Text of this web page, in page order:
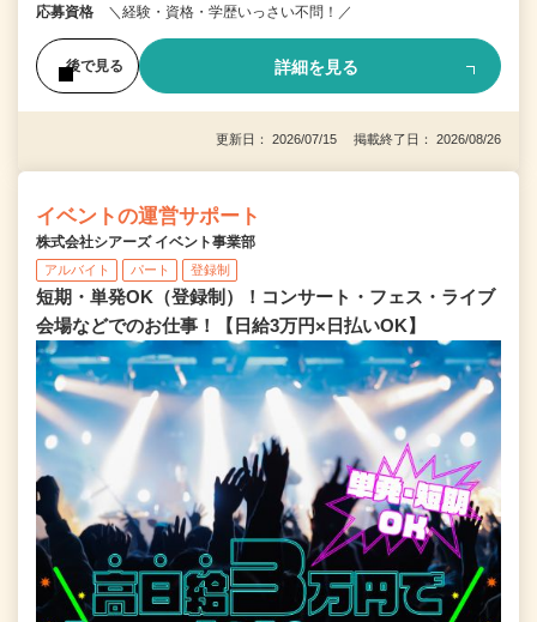
応募資格 ＼経験・資格・学歴いっさい不問！／
後で見る 詳細を見る
更新日： 2026/07/15 掲載終了日： 2026/08/26
イベントの運営サポート
株式会社シアーズ イベント事業部
アルバイト パート 登録制
短期・単発OK（登録制）！コンサート・フェス・ライブ
会場などでのお仕事！【日給3万円×日払いOK】